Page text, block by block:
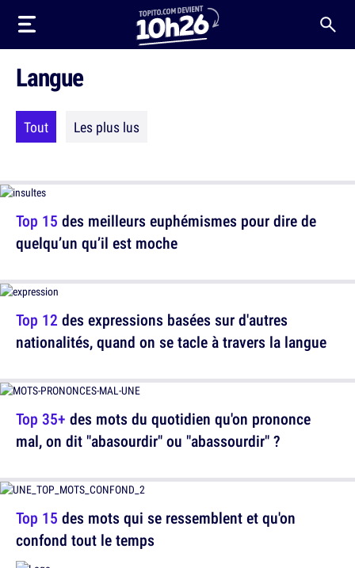
Langue
Tout Les plus lus
Top 15 des meilleurs euphémismes pour dire de
quelqu’un qu’il est moche
Top 12 des expressions basées sur d'autres
nationalités, quand on se tacle à travers la langue
Top 15 des mots qui se ressemblent et qu'on
confond tout le temps
Top 35+ des mots du quotidien qu'on prononce
mal, on dit "abasourdir" ou "abassourdir" ?